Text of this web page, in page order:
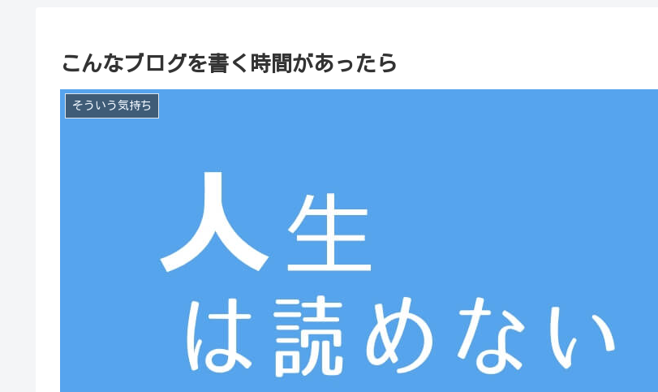
こんなブログを書く時間があったら
そういう気持ち